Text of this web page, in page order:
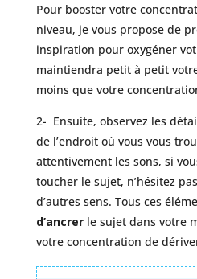
Pour booster votre
niveau, je vous propose de
inspiration pour oxygéner
maintiendra petit à petit
moins que votre
2- Ensuite, observez les
de l’endroit où vous vous
attentivement les sons, si
toucher le sujet, n’hésitez
d’autres sens. Tous ces
d’ancrerle sujet dans votre
votre concentration de